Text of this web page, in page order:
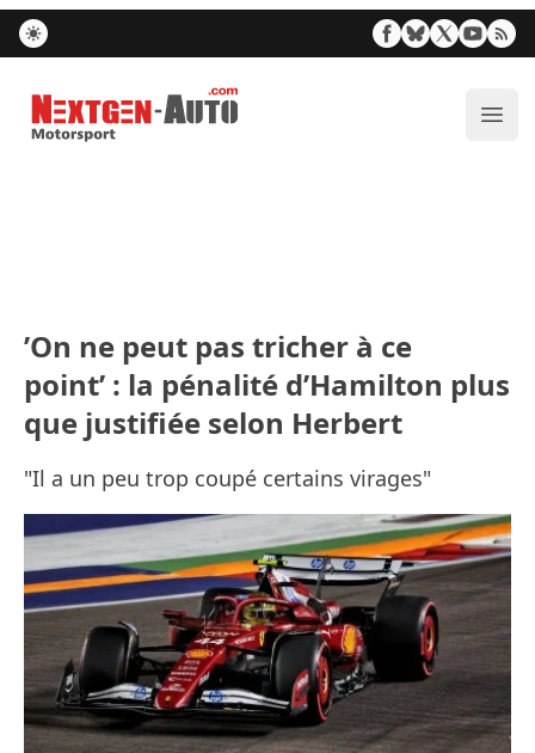
Nextgen-Auto.com
’On ne peut pas tricher à ce
point’ : la pénalité d’Hamilton plus
que justifiée selon Herbert
"Il a un peu trop coupé certains virages"